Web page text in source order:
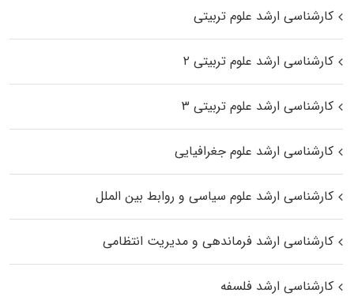
کارشناسی ارشد علوم تربیتی
کارشناسی ارشد علوم تربیتی ۲
کارشناسی ارشد علوم تربیتی ۳
کارشناسی ارشد علوم جغرافیایی
کارشناسی ارشد علوم سیاسی و روابط بین الملل
کارشناسی ارشد فرماندهی و مدیریت انتظامی
کارشناسی ارشد فلسفه